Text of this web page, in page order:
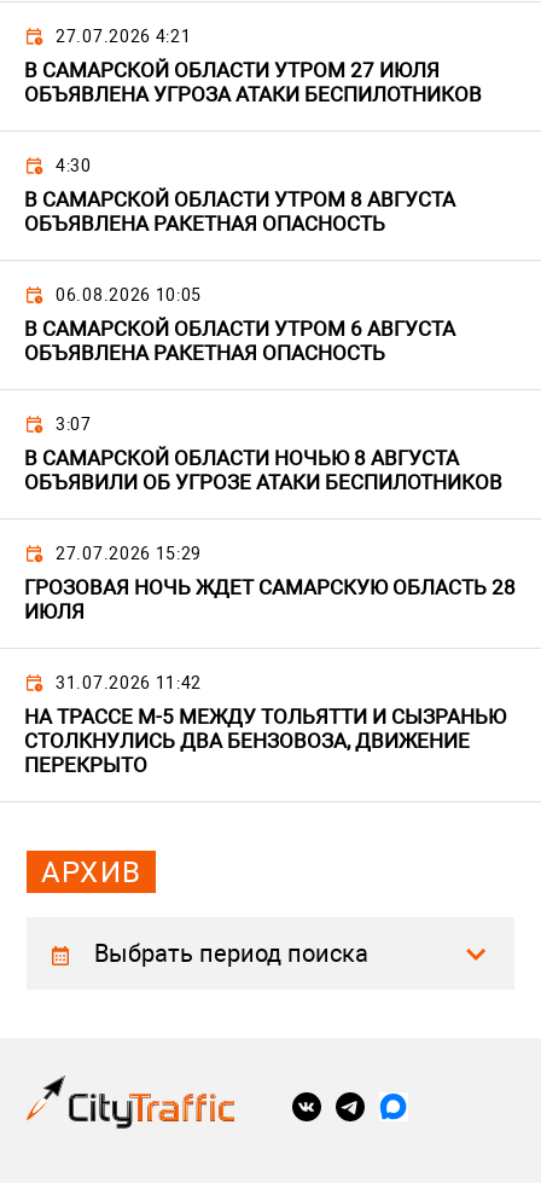
27.07.2026 4:21
В САМАРСКОЙ ОБЛАСТИ УТРОМ 27 ИЮЛЯ
ОБЪЯВЛЕНА УГРОЗА АТАКИ БЕСПИЛОТНИКОВ
4:30
В САМАРСКОЙ ОБЛАСТИ УТРОМ 8 АВГУСТА
ОБЪЯВЛЕНА РАКЕТНАЯ ОПАСНОСТЬ
06.08.2026 10:05
В САМАРСКОЙ ОБЛАСТИ УТРОМ 6 АВГУСТА
ОБЪЯВЛЕНА РАКЕТНАЯ ОПАСНОСТЬ
3:07
В САМАРСКОЙ ОБЛАСТИ НОЧЬЮ 8 АВГУСТА
ОБЪЯВИЛИ ОБ УГРОЗЕ АТАКИ БЕСПИЛОТНИКОВ
27.07.2026 15:29
ГРОЗОВАЯ НОЧЬ ЖДЕТ САМАРСКУЮ ОБЛАСТЬ 28
ИЮЛЯ
31.07.2026 11:42
НА ТРАССЕ М-5 МЕЖДУ ТОЛЬЯТТИ И СЫЗРАНЬЮ
СТОЛКНУЛИСЬ ДВА БЕНЗОВОЗА, ДВИЖЕНИЕ
ПЕРЕКРЫТО
АРХИВ
Выбрать период поиска